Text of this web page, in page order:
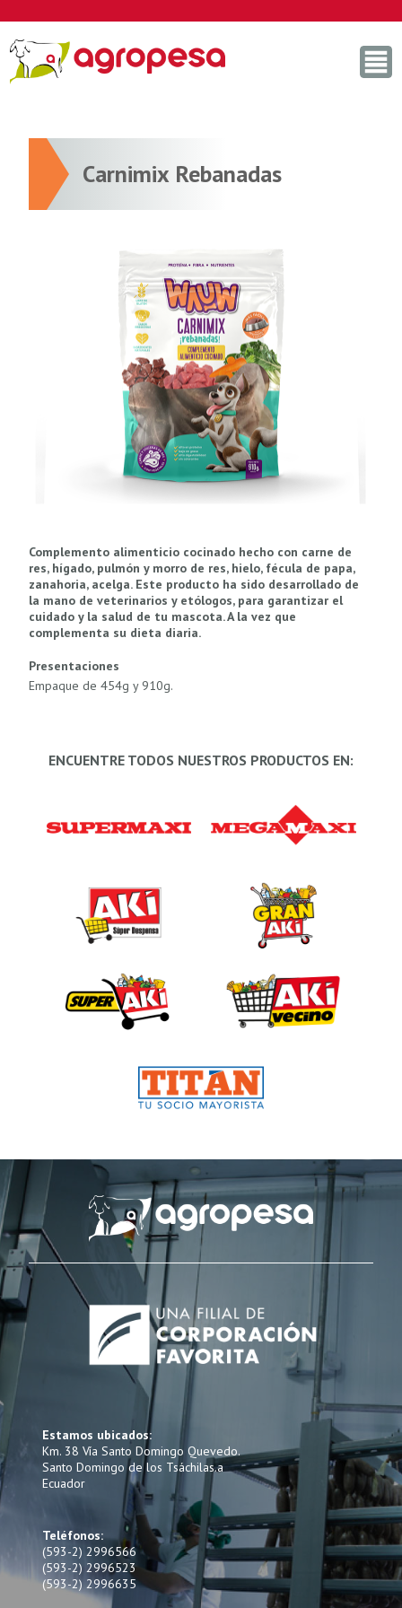
to
content
Carnimix Rebanadas
Complemento alimenticio cocinado hecho con carne de
res, hígado, pulmón y morro de res, hielo, fécula de papa,
zanahoria, acelga. Este producto ha sido desarrollado de
la mano de veterinarios y etólogos, para garantizar el
cuidado y la salud de tu mascota. A la vez que
complementa su dieta diaria.
Presentaciones
Empaque de 454g y 910g.
ENCUENTRE TODOS NUESTROS PRODUCTOS EN:
Estamos ubicados:
Km. 38 Vía Santo Domingo Quevedo.
Santo Domingo de los Tsáchilas.a
Ecuador
Teléfonos:
(593-2) 2996566
(593-2) 2996523
(593-2) 2996635